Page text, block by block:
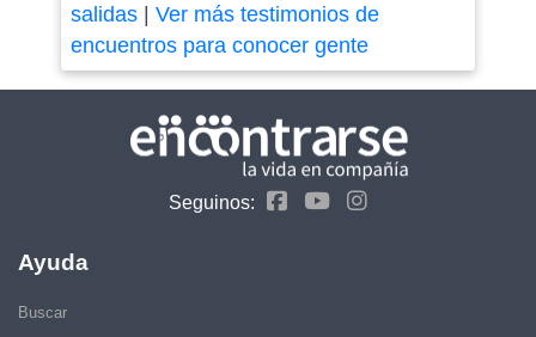
salidas| Ver más testimonios de
encuentros para conocer gente
Seguinos:
Ayuda
Buscar